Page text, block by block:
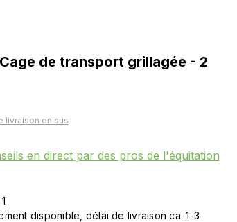
Cage de transport grillagée - 2
livraison en sus
en direct par des pros de l'équitation
disponible, délai de livraison ca. 1-3